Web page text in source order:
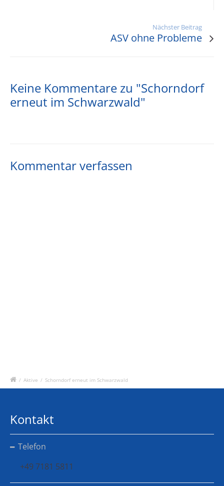
Nächster Beitrag
ASV ohne Probleme
Keine Kommentare zu "Schorndorf
erneut im Schwarzwald"
Kommentar verfassen
/ Aktive / Schorndorf erneut im Schwarzwald
Kontakt
Telefon
+49 7181 5811